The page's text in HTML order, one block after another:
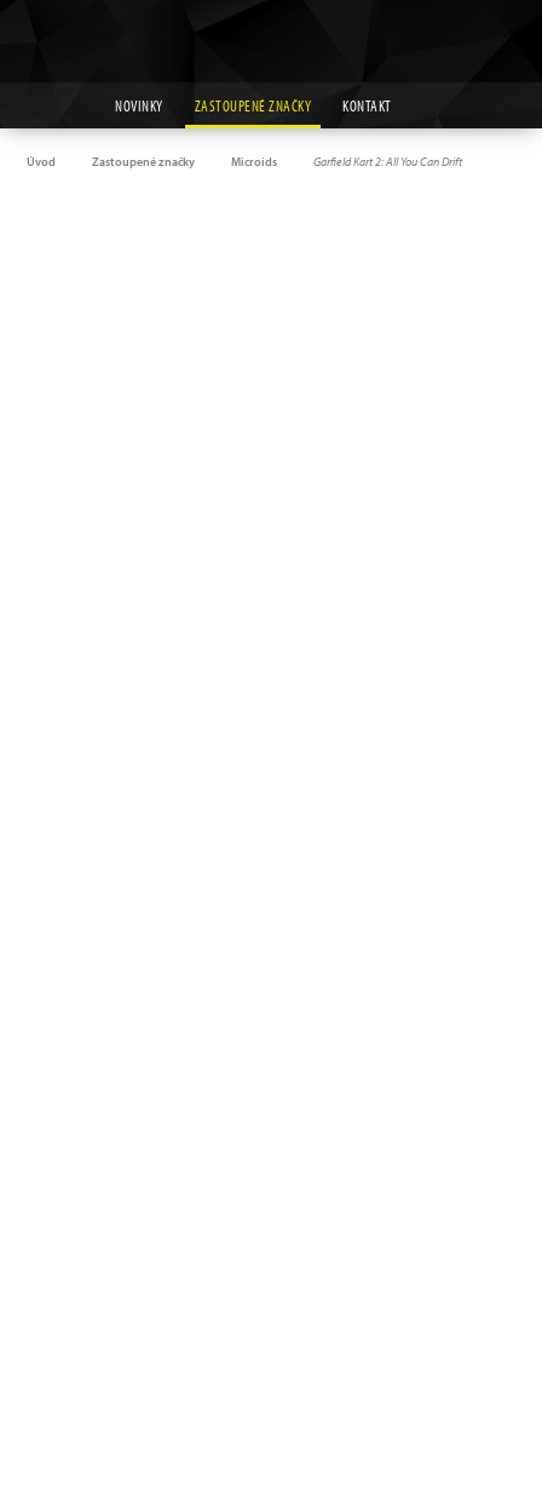
NOVINKY ZASTOUPENÉ ZNAČKY KONTAKT
Úvod Zastoupené značky Microids Garfield Kart 2: All You Can Drift